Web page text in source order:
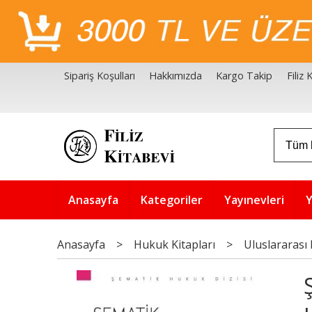
Sipariş Koşulları Hakkımızda Kargo Takip Filiz
Anasayfa Kategoriler Yayınevleri
Anasayfa > Hukuk Kitapları >